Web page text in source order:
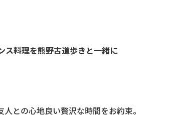
ス料理を熊野古道歩きと一緒に
との心地良い贅沢な時間をお約束。